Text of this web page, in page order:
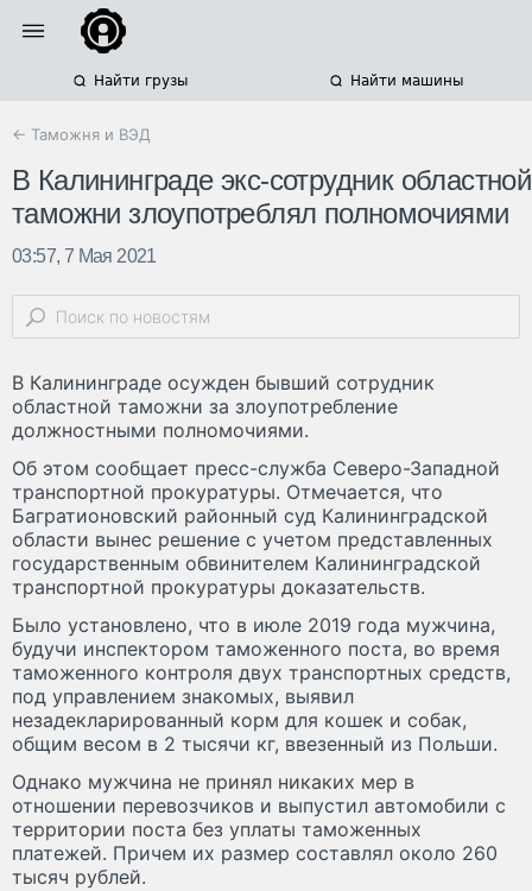
Найти грузы Найти машины
← Таможня и ВЭД
В Калининграде экс-сотрудник областной
таможни злоупотреблял полномочиями
03:57, 7 Мая 2021
В Калининграде осужден бывший сотрудник
областной таможни за злоупотребление
должностными полномочиями.
Об этом сообщает пресс-служба Северо-Западной
транспортной прокуратуры. Отмечается, что
Багратионовский районный суд Калининградской
области вынес решение с учетом представленных
государственным обвинителем Калининградской
транспортной прокуратуры доказательств.
Было установлено, что в июле 2019 года мужчина,
будучи инспектором таможенного поста, во время
таможенного контроля двух транспортных средств,
под управлением знакомых, выявил
незадекларированный корм для кошек и собак,
общим весом в 2 тысячи кг, ввезенный из Польши.
Однако мужчина не принял никаких мер в
отношении перевозчиков и выпустил автомобили с
территории поста без уплаты таможенных
платежей. Причем их размер составлял около 260
тысяч рублей.